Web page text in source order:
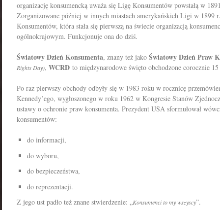
organizację konsumencką uważa się Ligę Konsumentów powstałą w
Zorganizowane później w innych miastach amerykańskich Ligi w 1899
Konsumentów, która stała się pierwszą na świecie organizacją
ogólnokrajowym. Funkcjonuje ona do dziś.
Światowy Dzień Konsumenta, znany też jako Światowy Dzień Praw
Rights Day), WCRD to międzynarodowe święto obchodzone corocznie
Po raz pierwszy obchody odbyły się w 1983 roku w rocznicę
Kennedy’ego, wygłoszonego w roku 1962 w Kongresie Stanów
ustawy o ochronie praw konsumenta. Prezydent USA sformułował
konsumentów:
do informacji,
do wyboru,
do bezpieczeństwa,
do reprezentacji.
Z jego ust padło też znane stwierdzenie: „Konsumenci to my wszyscy”.